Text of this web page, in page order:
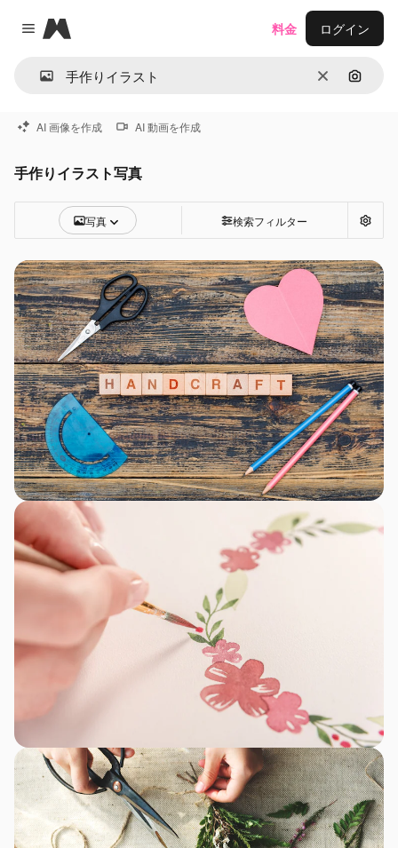
Close menu
Magnific
消去 画像で
料金 ログイン
AI 画像を作成 AI 動画を作成
手作りイラスト写真
写真 検索フィルター